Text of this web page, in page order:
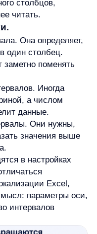
понятной
построена,
задачу.
показаны;
которые
данные,
презентацию